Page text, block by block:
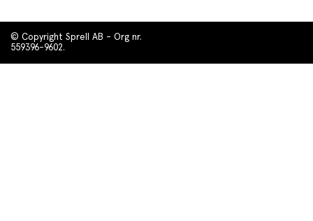
© Copyright Sprell AB - Org nr.
559396-9602.